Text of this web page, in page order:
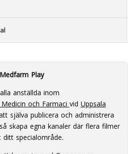
Play
anställda inom
och Farmaci vid Uppsala
själva publicera och administrera
skapa egna kanaler där flera filmer
specialområde.